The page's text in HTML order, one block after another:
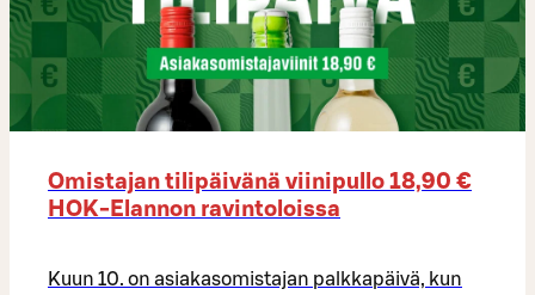
Omistajan tilipäivänä viinipullo 18,90 €
HOK-Elannon ravintoloissa
Kuun 10. on asiakasomistajan palkkapäivä, kun